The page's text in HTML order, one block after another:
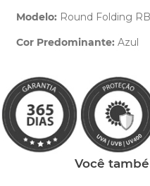
Modelo: Round Folding
Cor Predominante: Azul
Você